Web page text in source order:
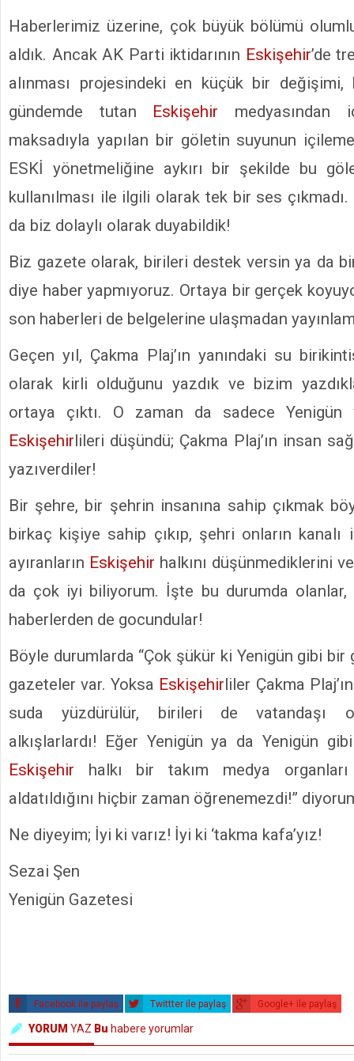
Haberlerimiz üzerine, çok büyük bölümü
aldık. Ancak AK Parti iktidarının Eskişehir’de
alınması projesindeki en küçük bir değişimi,
gündemde tutan Eskişehir medyasından
maksadıyla yapılan bir göletin suyunun
ESKİ yönetmeliğine aykırı bir şekilde bu
kullanılması ile ilgili olarak tek bir ses çıkmadı.
da biz dolaylı olarak duyabildik!
Biz gazete olarak, birileri destek versin ya da
diye haber yapmıyoruz. Ortaya bir gerçek
son haberleri de belgelerine ulaşmadan
Geçen yıl, Çakma Plaj’ın yanındaki su
olarak kirli olduğunu yazdık ve bizim
ortaya çıktı. O zaman da sadece Yenigün
Eskişehirlileri düşündü; Çakma Plaj’ın insan
yazıverdiler!
Bir şehre, bir şehrin insanına sahip çıkmak
birkaç kişiye sahip çıkıp, şehri onların
ayıranların Eskişehir halkını düşünmediklerini
da çok iyi biliyorum. İşte bu durumda olanlar,
haberlerden de gocundular!
Böyle durumlarda “Çok şükür ki Yenigün gibi bir
gazeteler var. Yoksa Eskişehirliler Çakma
suda yüzdürülür, birileri de vatandaşı
alkışlarlardı! Eğer Yenigün ya da Yenigün
Eskişehir halkı bir takım medya organları
aldatıldığını hiçbir zaman öğrenemezdi!”
Ne diyeyim; İyi ki varız! İyi ki ‘takma kafa’yız!
Sezai Şen
Yenigün Gazetesi
Facebook ile paylaş Twittter ile paylaş Google+ ile paylaş
YORUM YAZ Bu habere yorumlar